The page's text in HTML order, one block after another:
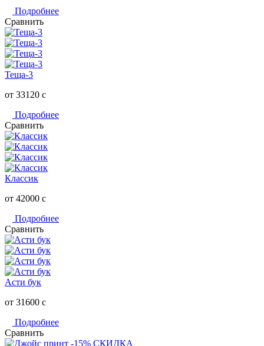
Подробнее
Сравнить
Теща-3
от 33120 c
Подробнее
Сравнить
Классик
от 42000 c
Подробнее
Сравнить
Асти бук
от 31600 c
Подробнее
Сравнить